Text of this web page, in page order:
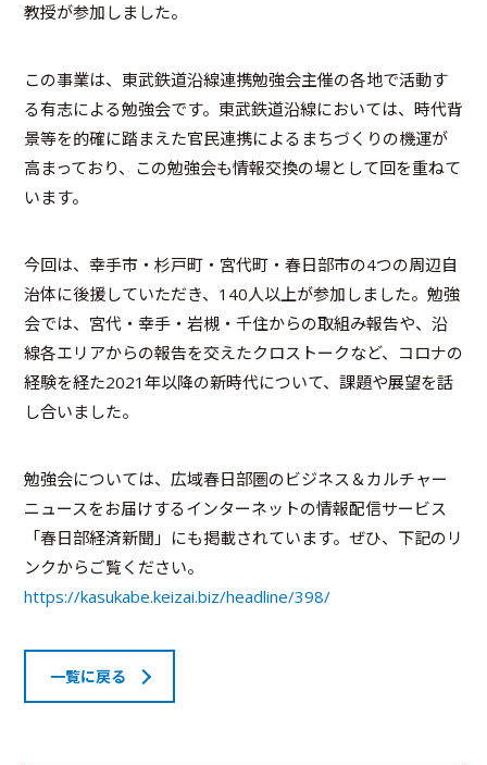
教授が参加しました。
この事業は、東武鉄道沿線連携勉強会主催の各地で活動す
る有志による勉強会です。東武鉄道沿線においては、時代背
景等を的確に踏まえた官民連携によるまちづくりの機運が
高まっており、この勉強会も情報交換の場として回を重ねて
います。
今回は、幸手市・杉戸町・宮代町・春日部市の4つの周辺自
治体に後援していただき、140人以上が参加しました。勉強
会では、宮代・幸手・岩槻・千住からの取組み報告や、沿
線各エリアからの報告を交えたクロストークなど、コロナの
経験を経た2021年以降の新時代について、課題や展望を話
し合いました。
勉強会については、広域春日部圏のビジネス＆カルチャー
ニュースをお届けするインターネットの情報配信サービス
「春日部経済新聞」にも掲載されています。ぜひ、下記のリ
ンクからご覧ください。
https://kasukabe.keizai.biz/headline/398/
一覧に戻る